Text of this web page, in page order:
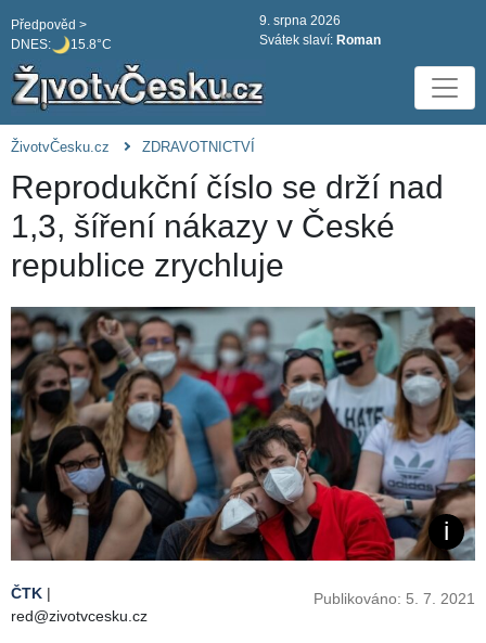
DNES: 15.8°C
Předpověd >
9. srpna 2026
Svátek slaví: Roman
ŽivotvČesku.cz ZDRAVOTNICTVÍ
Reprodukční číslo se drží nad
1,3, šíření nákazy v České
republice zrychluje
ČTK |
red@zivotvcesku.cz
Publikováno: 5. 7. 2021